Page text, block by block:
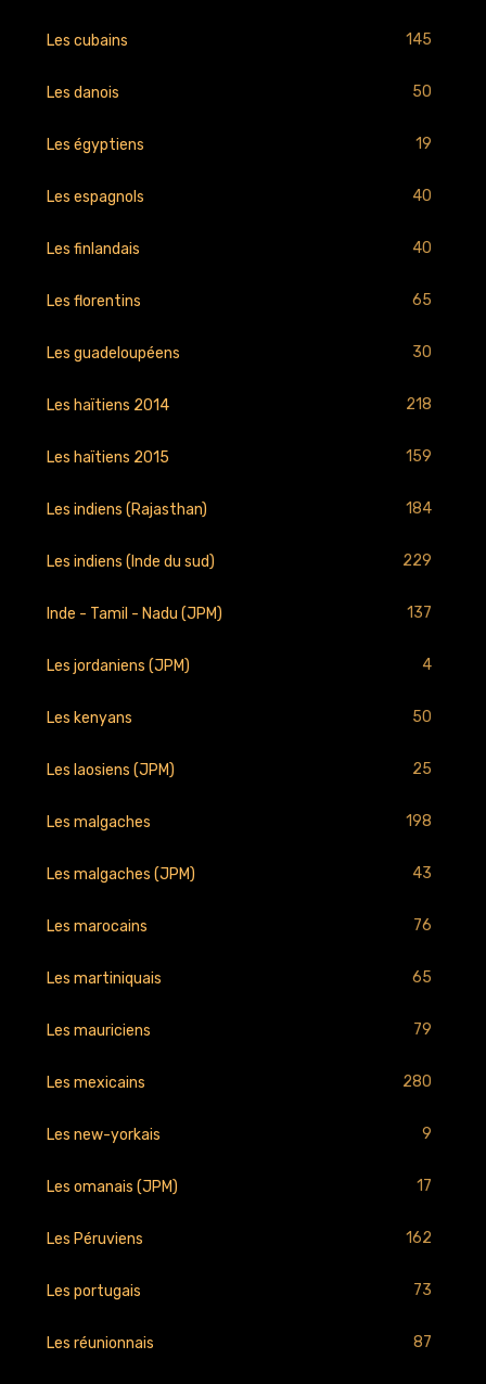
Les cubains 145
Les danois 50
Les égyptiens 19
Les espagnols 40
Les finlandais 40
Les florentins 65
Les guadeloupéens 30
Les haïtiens 2014 218
Les haïtiens 2015 159
Les indiens (Rajasthan) 184
Les indiens (Inde du sud) 229
Inde - Tamil - Nadu (JPM) 137
Les jordaniens (JPM) 4
Les kenyans 50
Les laosiens (JPM) 25
Les malgaches 198
Les malgaches (JPM) 43
Les marocains 76
Les martiniquais 65
Les mauriciens 79
Les mexicains 280
Les new-yorkais 9
Les omanais (JPM) 17
Les Péruviens 162
Les portugais 73
Les réunionnais 87